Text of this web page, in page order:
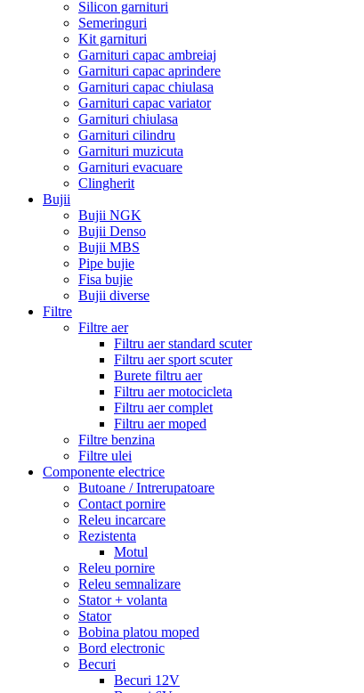
Silicon garnituri
Semeringuri
Kit garnituri
Garnituri capac ambreiaj
Garnituri capac aprindere
Garnituri capac chiulasa
Garnituri capac variator
Garnituri chiulasa
Garnituri cilindru
Garnituri muzicuta
Garnituri evacuare
Clingherit
Bujii
Bujii NGK
Bujii Denso
Bujii MBS
Pipe bujie
Fisa bujie
Bujii diverse
Filtre
Filtre aer
Filtru aer standard scuter
Filtru aer sport scuter
Burete filtru aer
Filtru aer motocicleta
Filtru aer complet
Filtru aer moped
Filtre benzina
Filtre ulei
Componente electrice
Butoane / Intrerupatoare
Contact pornire
Releu incarcare
Rezistenta
Motul
Releu pornire
Releu semnalizare
Stator + volanta
Stator
Bobina platou moped
Bord electronic
Becuri
Becuri 12V